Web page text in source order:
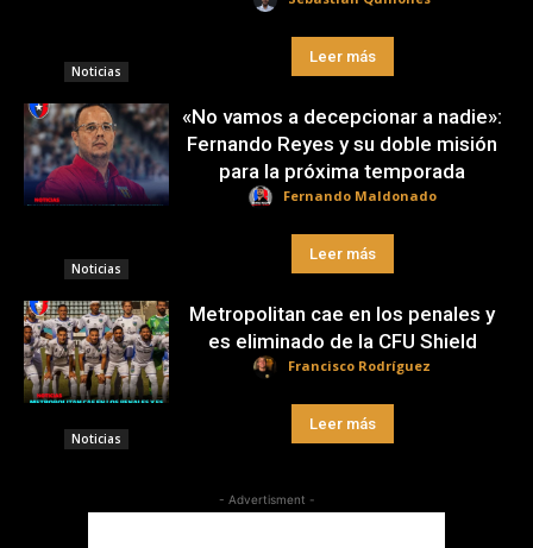
Noticias
Leer más
Noticias
«No vamos a decepcionar a nadie»:
Fernando Reyes y su doble misión
para la próxima temporada
Fernando Maldonado
Leer más
Noticias
Metropolitan cae en los penales y
es eliminado de la CFU Shield
Francisco Rodríguez
Leer más
- Advertisment -